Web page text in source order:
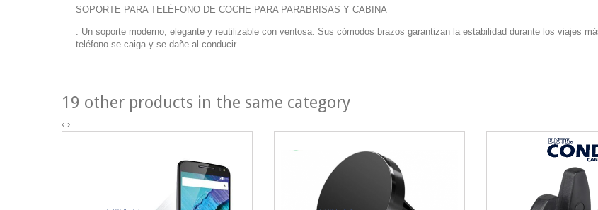
SOPORTE PARA TELÉFONO DE COCHE PARA PARABRISAS Y CABINA
. Un soporte moderno, elegante y reutilizable con ventosa. Sus cómodos brazos garantizan la estabilidad durante los viajes
teléfono se caiga y se dañe al conducir.
19 other products in the same category
‹ ›